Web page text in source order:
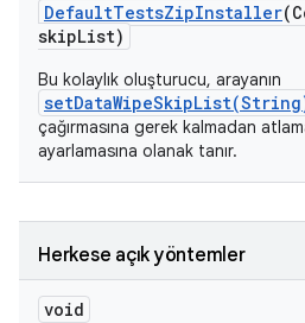
DefaultTestsZipInstaller
skipList)
Bu kolaylık oluşturucu, arayanın
çağırmasına gerek kalmadan
ayarlamasına olanak tanır.
Herkese açık yöntemler
void